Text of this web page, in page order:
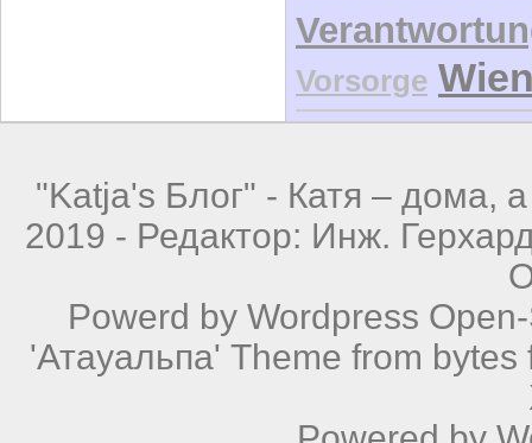
Vorsorge
"Katja's Блог" - Катя – дома,
2019 - Редактор: Инж.
Powerd by Wordpress
'Атауальпа' Theme from bytes